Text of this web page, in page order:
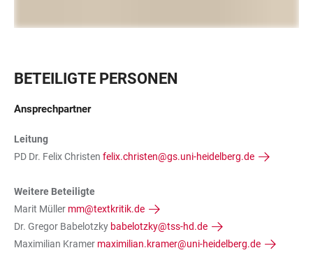
BETEILIGTE PERSONEN
Ansprechpartner
Leitung
PD Dr. Felix Christen felix.christen@gs.uni-heidelberg.de
Weitere Beteiligte
Marit Müller mm@textkritik.de
Dr. Gregor Babelotzky babelotzky@tss-hd.de
Maximilian Kramer maximilian.kramer@uni-heidelberg.de